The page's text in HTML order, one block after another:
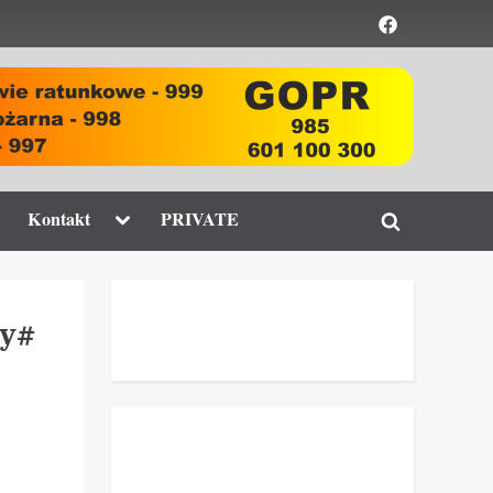
Element
menu
Kontakt Toggle
menu
PRIVATE
Toggle